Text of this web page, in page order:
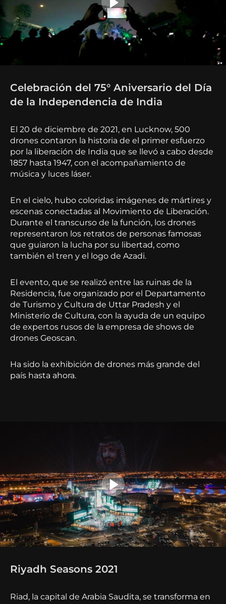
Celebración del 75° Aniversario del Día
de la Independencia de India
El 20 de diciembre de 2021, en Lucknow, 500
drones contaron la historia de el primer esfuerzo
por la liberación de India que se llevó a cabo desde
1857 hasta 1947, con el acompañamiento de
música y luces láser.
En el cielo, hubo coloridas imágenes de mártires y
escenas conectadas al Movimiento de Liberación.
Durante el transcurso de la función, los drones
representaron los retratos de personas famosas
que guiaron la lucha por su libertad, como
también el tren y el logo de Azadi.
El evento, que se realizó entre las ruinas de la
Residencia, fue organizado por el Departamento
de Turismo y Cultura de Uttar Pradesh y el
Ministerio de Cultura, con la ayuda de un equipo
de expertos rusos de la empresa de shows de
drones Geoscan.
Ha sido la exhibición de drones más grande del
país hasta ahora.
Riyadh Seasons 2021
Riad, la capital de Arabia Saudita, se transforma en